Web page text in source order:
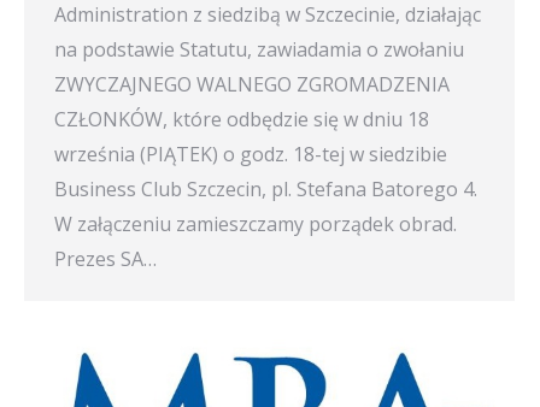
Administration z siedzibą w Szczecinie, działając
na podstawie Statutu, zawiadamia o zwołaniu
ZWYCZAJNEGO WALNEGO ZGROMADZENIA
CZŁONKÓW, które odbędzie się w dniu 18
września (PIĄTEK) o godz. 18-tej w siedzibie
Business Club Szczecin, pl. Stefana Batorego 4.
W załączeniu zamieszczamy porządek obrad.
Prezes SA…